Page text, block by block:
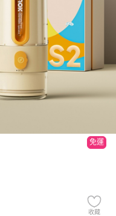
免運
收藏